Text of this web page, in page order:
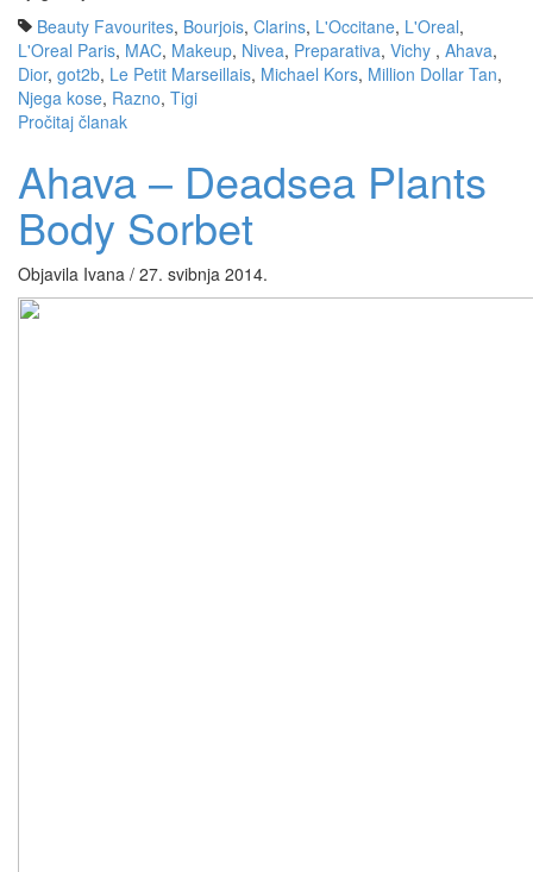
Beauty Favourites, Bourjois, Clarins, L'Occitane, L'Oreal,
L'Oreal Paris, MAC, Makeup, Nivea, Preparativa, Vichy , Ahava,
Dior, got2b, Le Petit Marseillais, Michael Kors, Million Dollar Tan,
Njega kose, Razno, Tigi
Pročitaj članak
Ahava – Deadsea Plants
Body Sorbet
Objavila Ivana / 27. svibnja 2014.